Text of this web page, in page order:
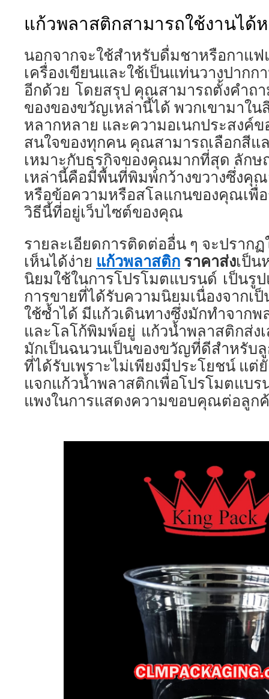
แก้วพลาสติกสามารถใช้งานได้
นอกจากจะใช้สำหรับดื่มชาหรือกาแฟ
เครื่องเขียนและใช้เป็นแท่นวางปาก
อีกด้วย โดยสรุป คุณสามารถตั้งคำถ
ของของขวัญเหล่านี้ได้ พวกเขามาใ
หลากหลาย และความอเนกประสงค์
สนใจของทุกคน คุณสามารถเลือกสีแ
เหมาะกับธุรกิจของคุณมากที่สุด ลัก
เหล่านี้คือมีพื้นที่พิมพ์กว้างขวางซึ่งคุ
หรือข้อความหรือสโลแกนของคุณเพื่
วิธีนี้ที่อยู่เว็บไซต์ของคุณ
รายละเอียดการติดต่ออื่น ๆ จะปราก
เห็นได้ง่าย แก้วพลาสติกราคาส่งเป็น
นิยมใช้ในการโปรโมตแบรนด์ เป็นรู
การขายที่ได้รับความนิยมเนื่องจากเ
ใช้ซ้ำได้ มีแก้วเดินทางซึ่งมักทำจาก
และโลโก้พิมพ์อยู่ แก้วน้ำพลาสติกส่ง
มักเป็นฉนวนเป็นของขวัญที่ดีสำหรับ
ที่ได้รับเพราะไม่เพียงมีประโยชน์ แต่
แจกแก้วน้ำพลาสติกเพื่อโปรโมตแบร
แพงในการแสดงความขอบคุณต่อลูก